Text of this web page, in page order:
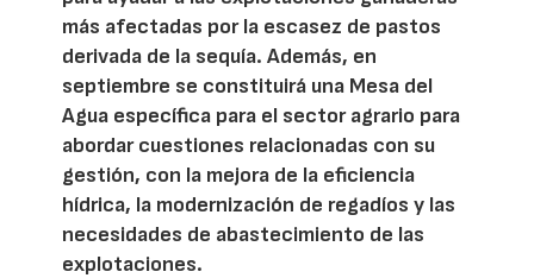
más afectadas por la escasez de pastos
derivada de la sequía. Además, en
septiembre se constituirá una Mesa del
Agua específica para el sector agrario para
abordar cuestiones relacionadas con su
gestión, con la mejora de la eficiencia
hídrica, la modernización de regadíos y las
necesidades de abastecimiento de las
explotaciones.